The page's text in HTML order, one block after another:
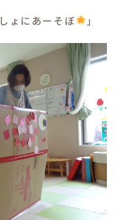
ょにあーそぼ 」